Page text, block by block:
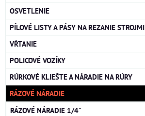
OSVETLENIE
PÍLOVÉ LISTY A PÁSY NA REZANIE STROJMI
VŔTANIE
POLICOVÉ VOZÍKY
RÚRKOVÉ KLIEŠTE A NÁRADIE NA RÚRY
RÁZOVÉ NÁRADIE
RÁZOVÉ NÁRADIE 1/4"